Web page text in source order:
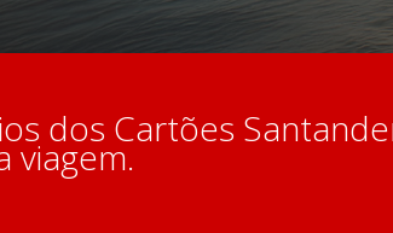
dos Cartões
viagem.